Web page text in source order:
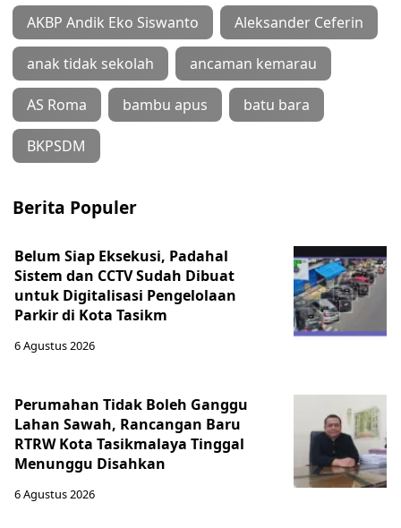
AKBP Andik Eko Siswanto Aleksander Ceferin
anak tidak sekolah ancaman kemarau
AS Roma bambu apus batu bara
BKPSDM
Berita Populer
Belum Siap Eksekusi, Padahal
Sistem dan CCTV Sudah Dibuat
untuk Digitalisasi Pengelolaan
Parkir di Kota Tasikm
6 Agustus 2026
Perumahan Tidak Boleh Ganggu
Lahan Sawah, Rancangan Baru
RTRW Kota Tasikmalaya Tinggal
Menunggu Disahkan
6 Agustus 2026